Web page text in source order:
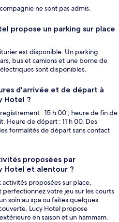
ne sont pas admis.
propose un parking sur place
est disponible. Un parking
bus et camions et une borne de
sont disponibles.
d'arrivée et de départ à
Hotel ?
: 15 h 00 ; heure de fin de
Heure de départ : 11 h 00. Des
formalités de départ sans contact
proposées par
Hotel et alentour ?
proposées sur place,
votre jeu sur les courts
soin au spa ou faites quelques
Lucy Hotel propose
en saison et un hammam.